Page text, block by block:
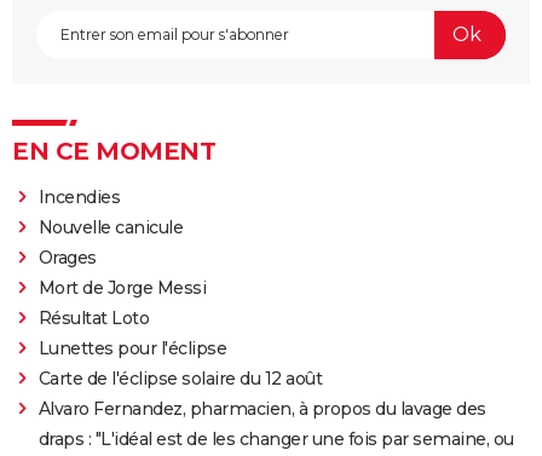
EN CE MOMENT
Incendies
Nouvelle canicule
Orages
Mort de Jorge Messi
Résultat Loto
Lunettes pour l'éclipse
Carte de l'éclipse solaire du 12 août
Alvaro Fernandez, pharmacien, à propos du lavage des
draps : "L'idéal est de les changer une fois par semaine, ou